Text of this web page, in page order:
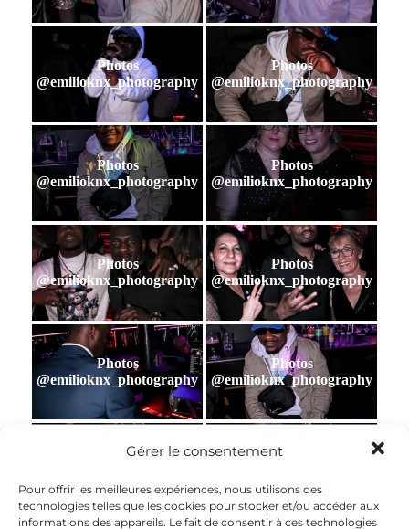
Gérer le consentement
Pour offrir les meilleures expériences, nous utilisons des
technologies telles que les cookies pour stocker et/ou accéder aux
informations des appareils. Le fait de consentir à ces technologies
Photos
@emilioknx_photography
Photos
@emilioknx_photography
Photos
@emilioknx_photography
Photos
@emilioknx_photography
Photos
@emilioknx_photography
Photos
@emilioknx_photography
Photos
@emilioknx_photography
Photos
@emilioknx_photography